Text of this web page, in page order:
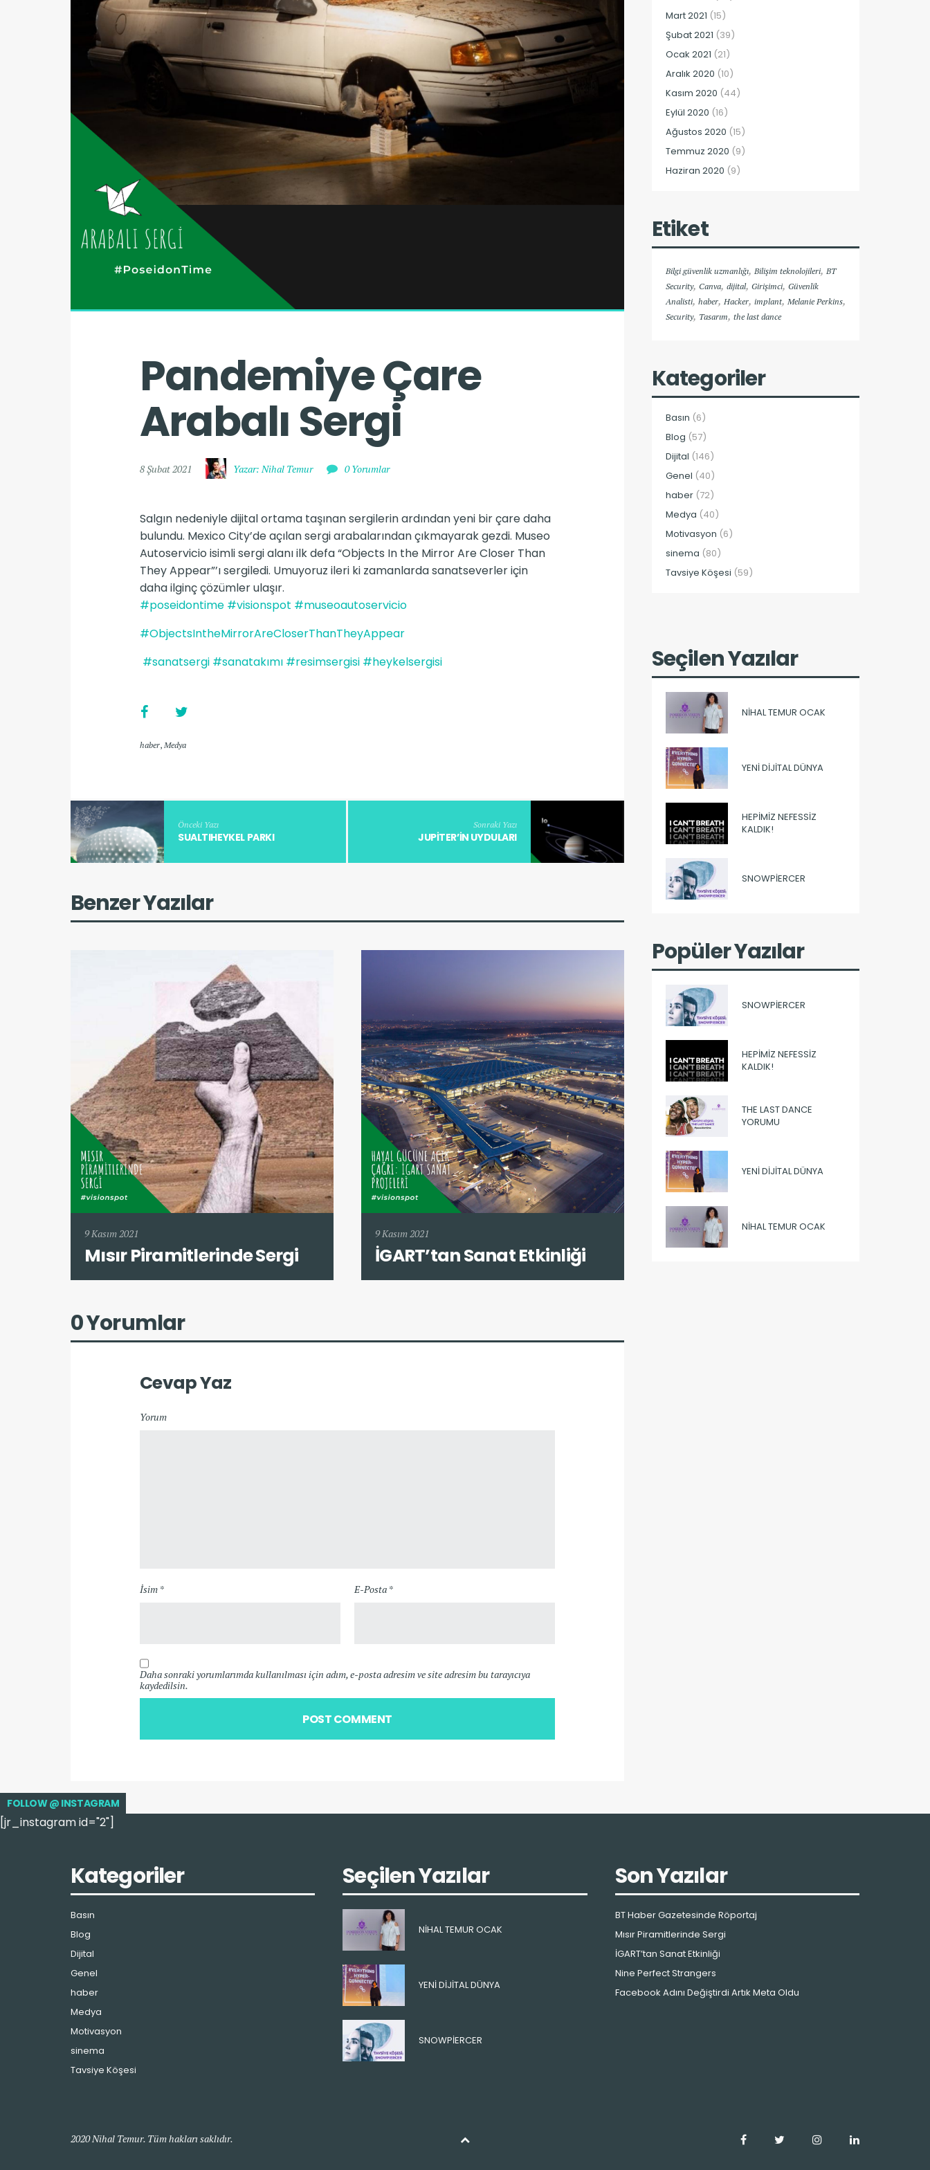
Pandemiye Çare
Arabalı Sergi
8 Şubat 2021 Yazar: Nihal Temur 0 Yorumlar
Salgın nedeniyle dijital ortama taşınan sergilerin ardından yeni bir çare daha
bulundu. Mexico City’de açılan sergi arabalarından çıkmayarak gezdi. Museo
Autoservicio isimli sergi alanı ilk defa “Objects In the Mirror Are Closer Than
They Appear”’ı sergiledi. Umuyoruz ileri ki zamanlarda sanatseverler için
daha ilginç çözümler ulaşır.
#poseidontime #visionspot #museoautoservicio
#ObjectsIntheMirrorAreCloserThanTheyAppear
#sanatsergi #sanatakımı #resimsergisi #heykelsergisi
haber, Medya
Önceki Yazı
SUALTIHEYKEL PARKI
Sonraki Yazı
JUPITER’IN UYDULARI
Benzer Yazılar
9 Kasım 2021
Mısır Piramitlerinde Sergi
9 Kasım 2021
İGART’tan Sanat Etkinliği
0 Yorumlar
Cevap Yaz
Yorum
İsim * E-Posta *
Daha sonraki yorumlarımda kullanılması için adım, e-posta adresim ve site adresim bu tarayıcıya
kaydedilsin.
Mart 2021 (15)
Şubat 2021 (39)
Ocak 2021 (21)
Aralık 2020 (10)
Kasım 2020 (44)
Eylül 2020 (16)
Ağustos 2020 (15)
Temmuz 2020 (9)
Haziran 2020 (9)
Etiket
Bilgi güvenlik uzmanlığı, Bilişim teknolojileri, BT
Security, Canva, dijital, Girişimci, Güvenlik
Analisti, haber, Hacker, implant, Melanie Perkins,
Security, Tasarım, the last dance
Kategoriler
Basın (6)
Blog (57)
Dijital (146)
Genel (40)
haber (72)
Medya (40)
Motivasyon (6)
sinema (80)
Tavsiye Köşesi (59)
Seçilen Yazılar
NIHAL TEMUR OCAK
YENI DIJITAL DÜNYA
HEPIMIZ NEFESSIZ
KALDIK!
SNOWPIERCER
Popüler Yazılar
SNOWPIERCER
HEPIMIZ NEFESSIZ
KALDIK!
THE LAST DANCE
YORUMU
YENI DIJITAL DÜNYA
NIHAL TEMUR OCAK
FOLLOW @ INSTAGRAM
[jr_instagram id="2"]
Kategoriler
Basın
Blog
Dijital
Genel
haber
Medya
Motivasyon
sinema
Tavsiye Köşesi
Seçilen Yazılar
NIHAL TEMUR OCAK
YENI DIJITAL DÜNYA
SNOWPIERCER
Son Yazılar
BT Haber Gazetesinde Röportaj
Mısır Piramitlerinde Sergi
İGART’tan Sanat Etkinliği
Nine Perfect Strangers
Facebook Adını Değiştirdi Artık Meta Oldu
2020 Nihal Temur. Tüm hakları saklıdır.